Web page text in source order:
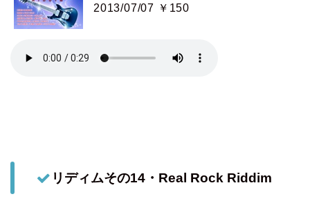
2013/07/07 ￥150
リディムその14・Real Rock Riddim